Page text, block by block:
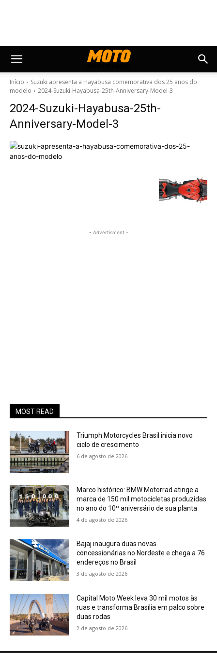
Início
Suzuki apresenta a Hayabusa comemorativa dos 25 anos do
modelo
2024-Suzuki-Hayabusa-25th-Anniversary-Model-3
2024-Suzuki-Hayabusa-25th-
Anniversary-Model-3
- Advertisment -
MOST READ
Triumph Motorcycles Brasil inicia novo
ciclo de crescimento
6 de agosto de 2026
Marco histórico: BMW Motorrad atinge a
marca de 150 mil motocicletas produzidas
no ano do 10º aniversário de sua planta
4 de agosto de 2026
Bajaj inaugura duas novas
concessionárias no Nordeste e chega a 76
endereços no Brasil
3 de agosto de 2026
Capital Moto Week leva 30 mil motos às
ruas e transforma Brasília em palco sobre
duas rodas
2 de agosto de 2026